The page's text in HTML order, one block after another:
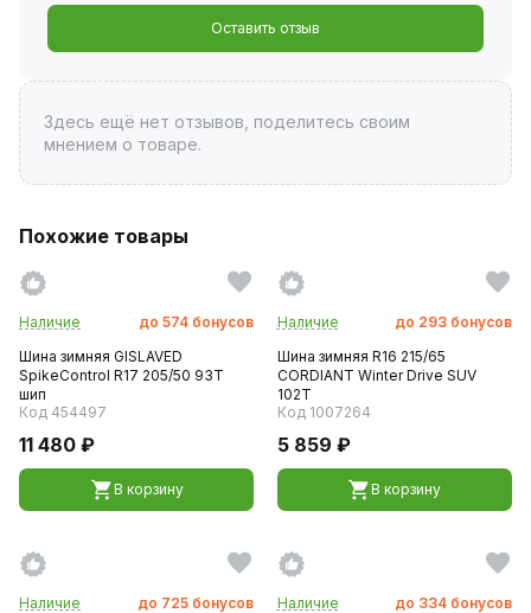
Оставить отзыв
Здесь ещё нет отзывов, поделитесь своим
мнением о товаре.
Похожие товары
Наличие до 574 бонусов
Шина зимняя GISLAVED
SpikeControl R17 205/50 93T
шип
Код 454497
11 480 ₽
В корзину
Наличие до 293 бонусов
Шина зимняя R16 215/65
CORDIANT Winter Drive SUV
102T
Код 1007264
5 859 ₽
В корзину
Наличие до 725 бонусов
Наличие до 334 бонусов